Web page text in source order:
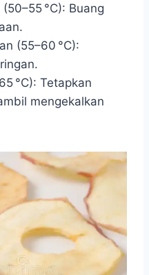
°C): Buang
(55–60 °C):
°C): Tetapkan
mengekalkan